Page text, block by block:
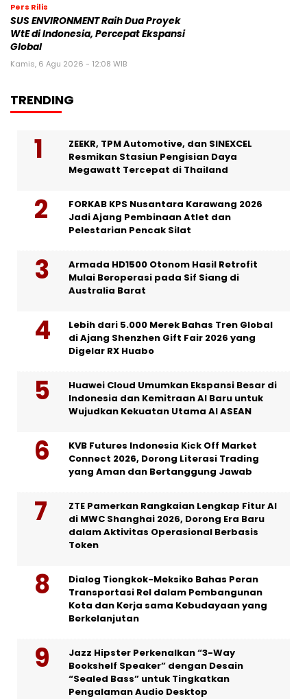
Pers Rilis
SUS ENVIRONMENT Raih Dua Proyek
WtE di Indonesia, Percepat Ekspansi
Global
Kamis, 6 Agu 2026 - 12:08 WIB
TRENDING
ZEEKR, TPM Automotive, dan SINEXCEL
Resmikan Stasiun Pengisian Daya
Megawatt Tercepat di Thailand
FORKAB KPS Nusantara Karawang 2026
Jadi Ajang Pembinaan Atlet dan
Pelestarian Pencak Silat
Armada HD1500 Otonom Hasil Retrofit
Mulai Beroperasi pada Sif Siang di
Australia Barat
Lebih dari 5.000 Merek Bahas Tren Global
di Ajang Shenzhen Gift Fair 2026 yang
Digelar RX Huabo
Huawei Cloud Umumkan Ekspansi Besar di
Indonesia dan Kemitraan AI Baru untuk
Wujudkan Kekuatan Utama AI ASEAN
KVB Futures Indonesia Kick Off Market
Connect 2026, Dorong Literasi Trading
yang Aman dan Bertanggung Jawab
ZTE Pamerkan Rangkaian Lengkap Fitur AI
di MWC Shanghai 2026, Dorong Era Baru
dalam Aktivitas Operasional Berbasis
Token
Dialog Tiongkok-Meksiko Bahas Peran
Transportasi Rel dalam Pembangunan
Kota dan Kerja sama Kebudayaan yang
Berkelanjutan
Jazz Hipster Perkenalkan “3-Way
Bookshelf Speaker” dengan Desain
“Sealed Bass” untuk Tingkatkan
Pengalaman Audio Desktop